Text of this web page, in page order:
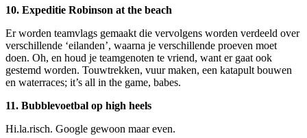
10. Expeditie Robinson at the beach
Er worden teamvlags gemaakt die vervolgens worden verdeeld over
verschillende ‘eilanden’, waarna je verschillende proeven moet
doen. Oh, en houd je teamgenoten te vriend, want er gaat ook
gestemd worden. Touwtrekken, vuur maken, een katapult bouwen
en waterraces; it’s all in the game, babes.
11. Bubblevoetbal op high heels
Hi.la.risch. Google gewoon maar even.